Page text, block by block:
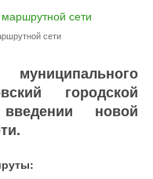
сети
городской
новой